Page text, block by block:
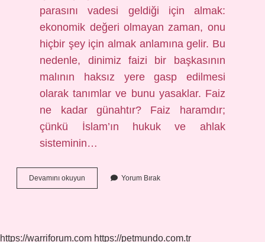
parasını vadesi geldiği için almak:
ekonomik değeri olmayan zaman, onu
hiçbir şey için almak anlamına gelir. Bu
nedenle, dinimiz faizi bir başkasının
malının haksız yere gasp edilmesi
olarak tanımlar ve bunu yasaklar. Faiz
ne kadar günahtır? Faiz haramdır;
çünkü İslam’ın hukuk ve ahlak
sisteminin…
Devamını okuyun
Faiz
Yorum Bırak
https://warriforum.com https://petmundo.com.tr